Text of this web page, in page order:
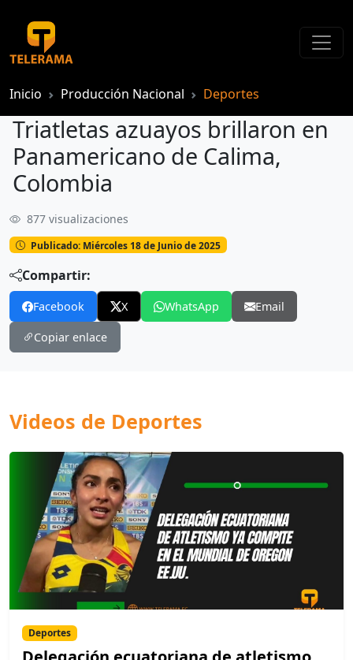
Inicio Producción Nacional Deportes
Triatletas azuayos brillaron en
Panamericano de Calima,
Colombia
877 visualizaciones
Publicado: Miércoles 18 de Junio de 2025
Compartir:
Facebook X WhatsApp Email
Copiar enlace
Videos de Deportes
Deportes